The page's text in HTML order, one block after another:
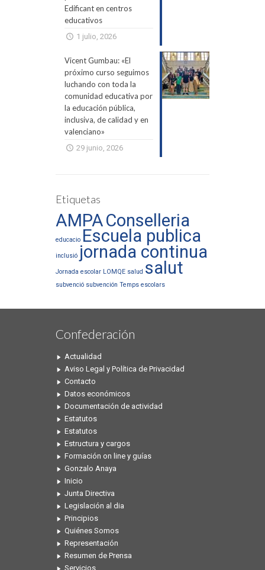
Edificant en centros
educativos
1 julio, 2026
Vicent Gumbau: «El
próximo curso seguimos
luchando con toda la
comunidad educativa por
la educación pública,
inclusiva, de calidad y en
valenciano»
29 junio, 2026
Etiquetas
AMPAConselleria
educacio Escuela publica
inclusió jornada continua
Jornada escolar LOMQE salud salut
subvenció subvención Temps escolars
Confederación
Actualidad
Aviso Legal y Política de Privacidad
Contacto
Datos económicos
Documentación de actividad
Estatutos
Estatutos
Estructura y cargos
Formación on line y guías
Gonzalo Anaya
Inicio
Junta Directiva
Legislación al dia
Principios
Quiénes Somos
Representación
Resumen de Prensa
Servicios